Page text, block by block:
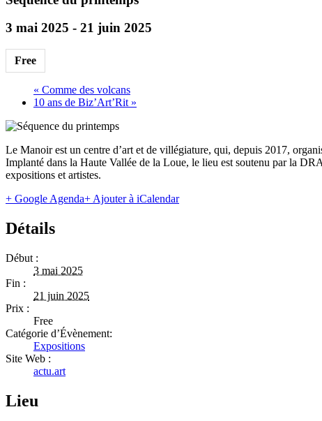
3 mai 2025 - 21 juin 2025
Free
« Comme des volcans
10 ans de Biz’Art’Rit »
Le Manoir est un centre d’art et de villégiature, qui, depuis 2017,
Implanté dans la Haute Vallée de la Loue, le lieu est soutenu par la
expositions et artistes.
+ Google Agenda+ Ajouter à iCalendar
Détails
Début :
3 mai 2025
Fin :
21 juin 2025
Prix :
Free
Catégorie d’Évènement:
Expositions
Site Web :
actu.art
Lieu